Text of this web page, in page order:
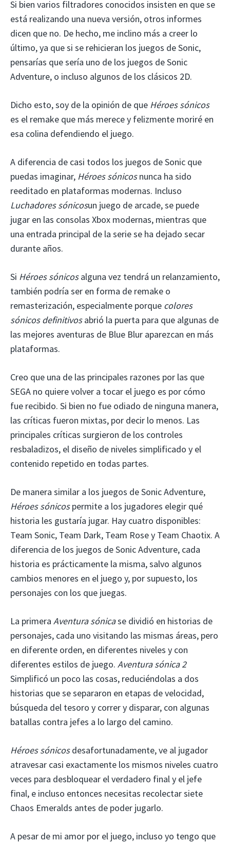
Si bien varios filtradores conocidos insisten en que se
está realizando una nueva versión, otros informes
dicen que no. De hecho, me inclino más a creer lo
último, ya que si se rehicieran los juegos de Sonic,
pensarías que sería uno de los juegos de Sonic
Adventure, o incluso algunos de los clásicos 2D.
Dicho esto, soy de la opinión de que Héroes sónicos
es el remake que más merece y felizmente moriré en
esa colina defendiendo el juego.
A diferencia de casi todos los juegos de Sonic que
puedas imaginar, Héroes sónicosnunca ha sido
reeditado en plataformas modernas. Incluso
Luchadores sónicosun juego de arcade, se puede
jugar en las consolas Xbox modernas, mientras que
una entrada principal de la serie se ha dejado secar
durante años.
Si Héroes sónicosalguna vez tendrá un relanzamiento,
también podría ser en forma de remake o
remasterización, especialmente porque colores
sónicos definitivosabrió la puerta para que algunas de
las mejores aventuras de Blue Blur aparezcan en más
plataformas.
Creo que una de las principales razones por las que
SEGA no quiere volver a tocar el juego es por cómo
fue recibido. Si bien no fue odiado de ninguna manera,
las críticas fueron mixtas, por decir lo menos. Las
principales críticas surgieron de los controles
resbaladizos, el diseño de niveles simplificado y el
contenido repetido en todas partes.
De manera similar a los juegos de Sonic Adventure,
Héroes sónicospermite a los jugadores elegir qué
historia les gustaría jugar. Hay cuatro disponibles:
Team Sonic, Team Dark, Team Rose y Team Chaotix. A
diferencia de los juegos de Sonic Adventure, cada
historia es prácticamente la misma, salvo algunos
cambios menores en el juego y, por supuesto, los
personajes con los que juegas.
La primera Aventura sónicase dividió en historias de
personajes, cada uno visitando las mismas áreas, pero
en diferente orden, en diferentes niveles y con
diferentes estilos de juego. Aventura sónica 2
Simplificó un poco las cosas, reduciéndolas a dos
historias que se separaron en etapas de velocidad,
búsqueda del tesoro y correr y disparar, con algunas
batallas contra jefes a lo largo del camino.
Héroes sónicosdesafortunadamente, ve al jugador
atravesar casi exactamente los mismos niveles cuatro
veces para desbloquear el verdadero final y el jefe
final, e incluso entonces necesitas recolectar siete
Chaos Emeralds antes de poder jugarlo.
A pesar de mi amor por el juego, incluso yo tengo que